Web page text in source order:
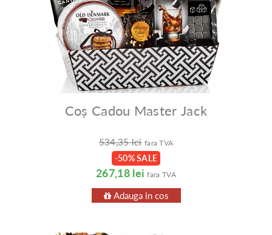
Coș Cadou Master Jack
534,35 lei fara TVA
-50% SALE
267,18 lei fara TVA
Adauga in cos